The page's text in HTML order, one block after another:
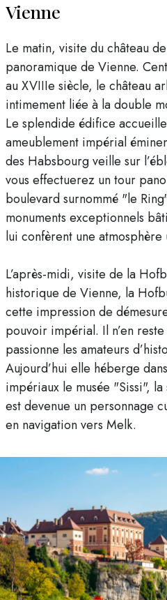
Vienne
Le matin, visite du château
panoramique de Vienne.
au XVIIIe siècle, le château
intimement liée à la double
Le splendide édifice
ameublement impérial
des Habsbourg veille sur
vous effectuerez un tour
boulevard surnommé "le
monuments exceptionnels
lui confèrent une atmosphère
L’après-midi, visite de la
historique de Vienne, la
cette impression de
pouvoir impérial. Il n’en reste
passionne les amateurs
Aujourd’hui elle héberge
impériaux le musée "Sissi",
est devenue un personnage
en navigation vers Melk.